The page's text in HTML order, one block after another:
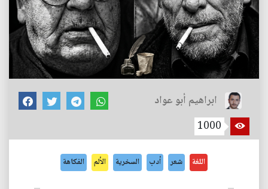
ابراهيم أبو عواد
1000
اللغة شعر أدب السخرية الألم الفكاهة